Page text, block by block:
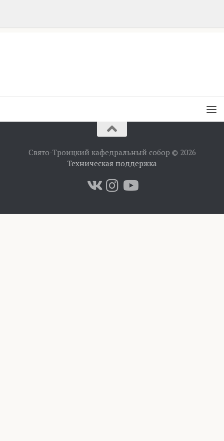
Свято-Троицкий кафедральный собор © 2026
Техническая поддержка